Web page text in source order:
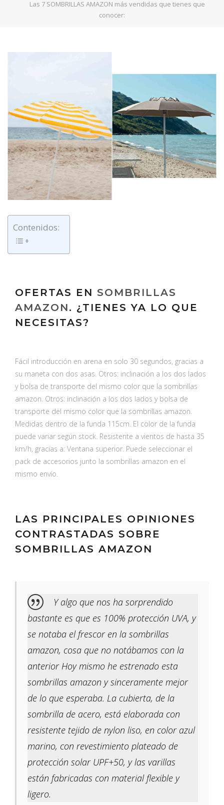
Las 7 SOMBRILLAS AMAZON más vendidas que tienes que
conocer:
Contenidos:
OFERTAS EN SOMBRILLAS
AMAZON. ¿TIENES YA LO QUE
NECESITAS?
Fácil introducción en arena en solo 30 segundos, gracias a
su maneta con dos asas. Otros: inclinación a los dos lados
y bolsa de transporte del mismo color que la sombrillas
amazon. Otros: inclinación a los dos lados y bolsa de
transporte del mismo color que la sombrillas amazon.
Medidas dentro de la funda 115cm. El color de la funda
puede variar según stock. Resistente a vientos de hasta 35
km/h, gracias a: Ventana superior. Puede seleccionar el
pack de accesorios junto la sombrillas amazon en el
mismo envío.
LAS PRINCIPALES OPINIONES
CONTRASTADAS SOBRE
SOMBRILLAS AMAZON
Y algo que nos ha sorprendido
bastante es que es 100% protección UVA, y
se notaba el frescor en la sombrillas
amazon, cosa que no notábamos con la
anterior Hoy mismo he estrenado esta
sombrillas amazon y sinceramente mejor
de lo que esperaba. La cubierta, de la
sombrilla de acero, está elaborada con
resistente tejido de nylon liso, en color azul
marino, con revestimiento plateado de
protección solar UPF+50, y las varillas
están fabricadas con material flexible y
ligero.